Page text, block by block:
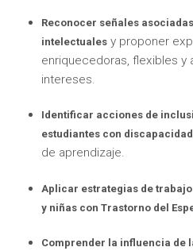
Reconocer señales
intelectuales y proponer
enriquecedoras, flexibles y
intereses.
Identificar acciones de
estudiantes con discapacidad
de aprendizaje.
Aplicar estrategias de
y niñas con Trastorno del
Comprender la influencia de